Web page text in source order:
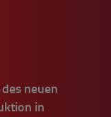
neuen
in